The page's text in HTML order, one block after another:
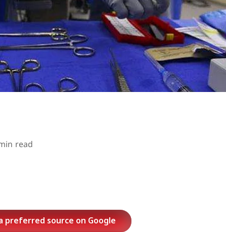
read
preferred source on Google